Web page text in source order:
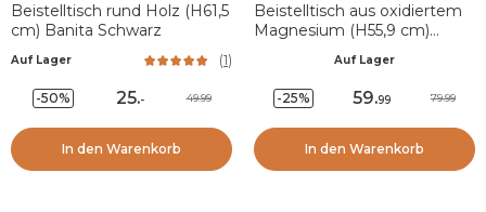
Beistelltisch rund Holz (H61,5
cm) Banita Schwarz
Auf Lager (1)
-50% 25.- 49.99
In den Warenkorb
Beistelltisch aus oxidiertem
Magnesium (H55,9 cm)
Auf Lager
-25% 59.99 79.99
In den Warenkorb